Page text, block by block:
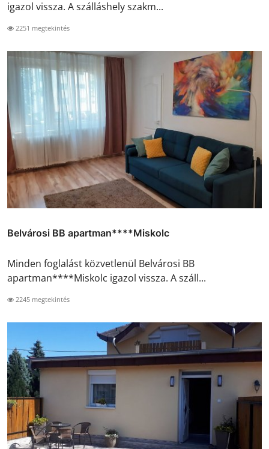
igazol vissza. A szálláshely szakm...
2251 megtekintés
Belvárosi BB apartman****Miskolc
Minden foglalást közvetlenül Belvárosi BB
apartman****Miskolc igazol vissza. A száll...
2245 megtekintés